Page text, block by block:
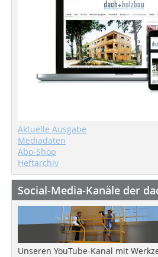
Aktuelle Ausgabe
Mediadaten
Abo-Shop
Heftarchiv
Social-Media-Kanäle der
Unseren YouTube-Kanal mit